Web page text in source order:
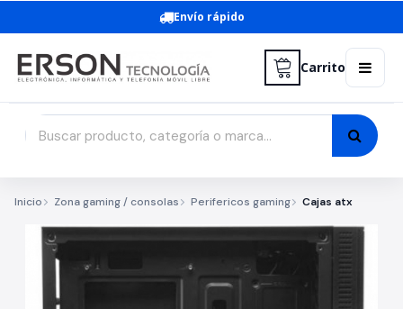
Envío rápido
Carrito
Inicio Zona gaming / consolas Perifericos gaming Cajas atx